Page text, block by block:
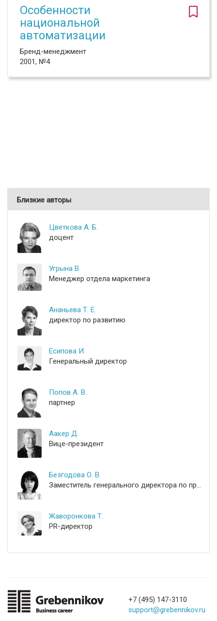
Особенности
национальной
автоматизации
Бренд-менеджмент
2001, №4
Близкие авторы
Цветкова А. Б.
доцент
Угрына В.
Менеджер отдела маркетинга
Ананьева Т. Е.
директор по развитию
Есипова И.
Генеральный директор
Попов А. В.
партнер
Аакер Д.
Вице-президент
Безгодова О. В.
Заместитель генерального директора по проектной деятельности
Жаворонкова Т.
PR-директор
+7 (495) 147-3110
support@grebennikov.ru